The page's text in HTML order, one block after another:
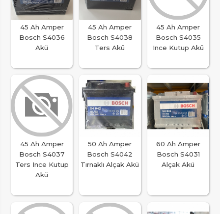
45 Ah Amper
Bosch S4036
Akü
45 Ah Amper
Bosch S4038
Ters Akü
45 Ah Amper
Bosch S4035
Ince Kutup Akü
45 Ah Amper
Bosch S4037
Ters Ince Kutup
Akü
50 Ah Amper
Bosch S4042
Tırnaklı Alçak Akü
60 Ah Amper
Bosch S4031
Alçak Akü